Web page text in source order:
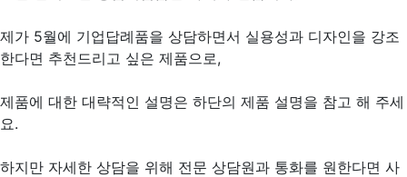
제가 5월에 기업답례품을 상담하면서 실용성과 디자인을 강조
한다면 추천드리고 싶은 제품으로,
제품에 대한 대략적인 설명은 하단의 제품 설명을 참고 해 주세
요.
하지만 자세한 상담을 위해 전문 상담원과 통화를 원한다면 사